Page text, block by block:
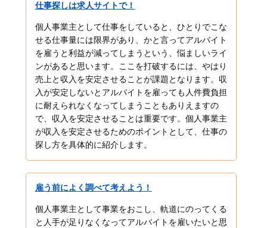
仕事探しは求人サイトで！
個人事業主として仕事をしていると、ひとりでこな
せる仕事量には限界があり、かと言ってアルバイト
を雇うと利益が減ってしまうという、悩ましいライ
ンがあると思います。ここを打破するには、やはり
売上と収入を安定させることが課題となります。収
入が安定しないとアルバイトを雇っても人件費負担
に耐えられなくなってしまうこともありえますの
で、収入を安定させることは重要です。個人事業主
が収入を安定させるためのポイントとして、仕事の
探し方を具体的に紹介します。
雇う前によく調べて考えよう！
個人事業主として事業をおこし、軌道にのってくる
と人手が足りなくなってアルバイトを雇いたいと思